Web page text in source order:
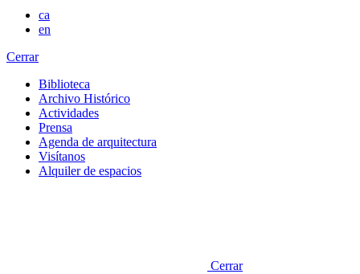
ca
en
Cerrar
Biblioteca
Archivo Histórico
Actividades
Prensa
Agenda de arquitectura
Visítanos
Alquiler de espacios
Cerrar